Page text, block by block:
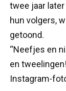
twee jaar
hun volgers,
getoond.
“Neefjes en
en
Instagram-